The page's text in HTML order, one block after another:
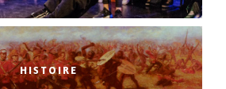
HISTOIRE